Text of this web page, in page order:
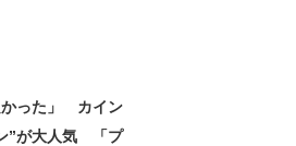
かった」 カイン
”が大人気 「プ